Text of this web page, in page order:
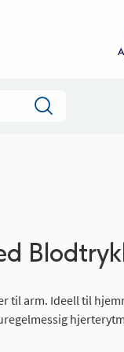
til arm. Ideell til